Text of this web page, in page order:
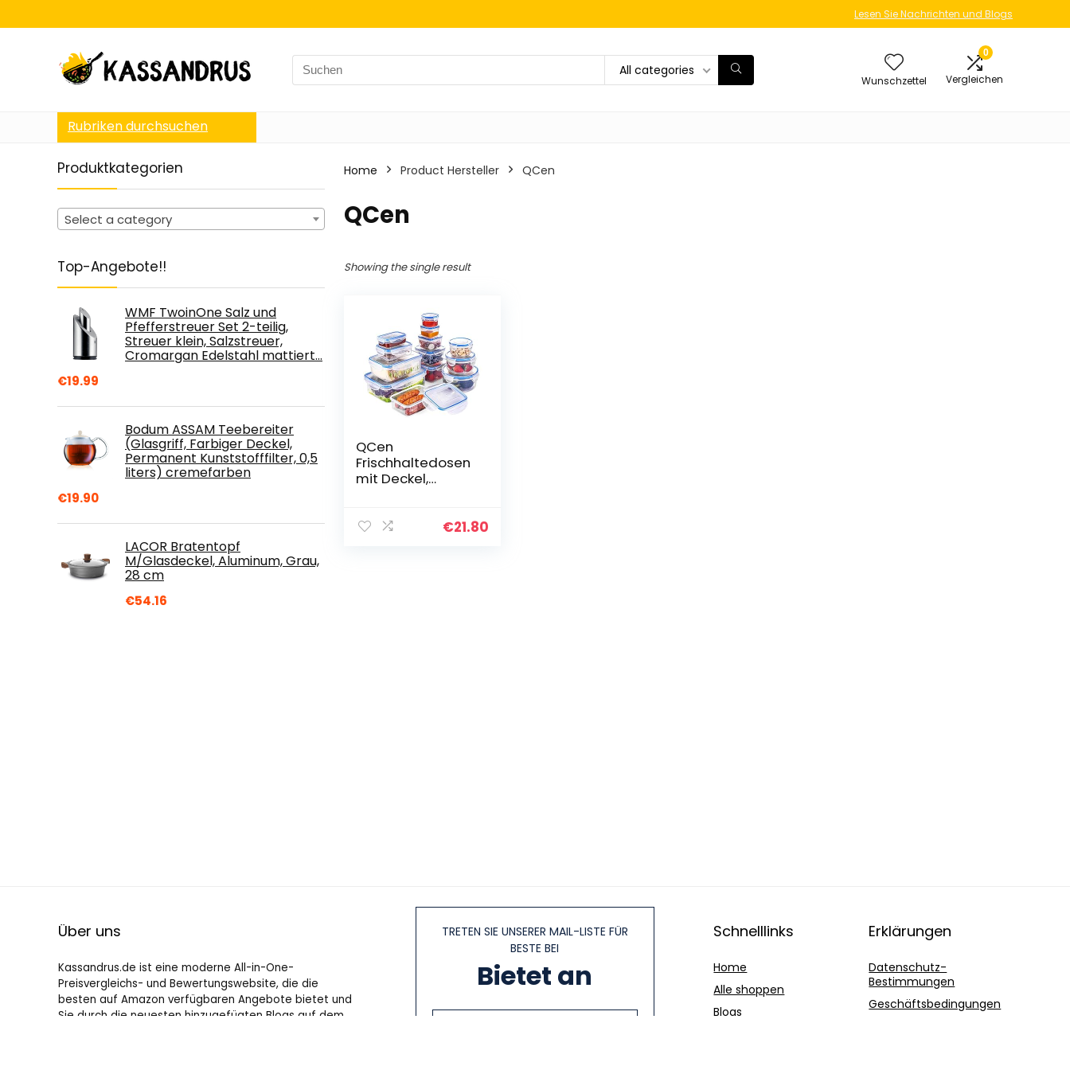
Lesen Sie Nachrichten und Blogs
Search
for:
All categories
Wunschzettel
0
Vergleichen
Rubriken durchsuchen
Produktkategorien
Select a category
Top-Angebote!!
WMF TwoinOne Salz und
Pfefferstreuer Set 2-teilig,
Streuer klein, Salzstreuer,
Cromargan Edelstahl mattiert…
€19.99
Bodum ASSAM Teebereiter
(Glasgriff, Farbiger Deckel,
Permanent Kunststofffilter, 0,5
liters) cremefarben
€19.90
LACOR Bratentopf
M/Glasdeckel, Aluminum, Grau,
28 cm
€54.16
Home Product Hersteller ‎QCen
‎QCen
Showing the single result
QCen
Frischhaltedosen
mit Deckel,
Lunchbox ohne
€21.80
Über uns
Kassandrus.de ist eine moderne All-in-One-
Preisvergleichs- und Bewertungswebsite, die die
besten auf Amazon verfügbaren Angebote bietet und
Sie durch die neuesten hinzugefügten Blogs auf dem
TRETEN SIE UNSERER MAIL-LISTE FÜR
BESTE BEI
Bietet an
Schnelllinks
Home
Alle shoppen
Blogs
Erklärungen
Datenschutz-
Bestimmungen
Geschäftsbedingungen